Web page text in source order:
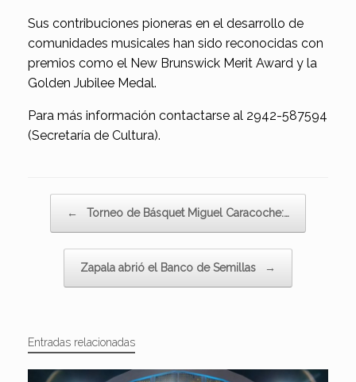
Sus contribuciones pioneras en el desarrollo de
comunidades musicales han sido reconocidas con
premios como el New Brunswick Merit Award y la
Golden Jubilee Medal.
Para más información contactarse al 2942-587594
(Secretaría de Cultura).
← Torneo de Básquet Miguel Caracoche:…
Zapala abrió el Banco de Semillas →
Entradas relacionadas